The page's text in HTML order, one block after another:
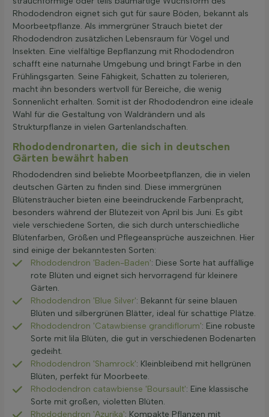
Rhododendron eignet sich gut für saure Böden, bekannt als
Moorbeetpflanze. Als immergrüner Strauch bietet der
Rhododendron zusätzlichen Lebensraum für Vögel und
Insekten. Eine vielfältige Bepflanzung mit Rhododendron
schafft eine naturnahe Umgebung und bringt Farbe in den
Frühlingsgarten. Seine Fähigkeit, Schatten zu tolerieren,
macht ihn besonders wertvoll für Bereiche, die wenig
Sonnenlicht erhalten. Somit ist der Rhododendron eine ideale
Wahl für die Gestaltung von Waldrändern und als
Strukturpflanze in vielen Gartenlandschaften.
Rhododendronarten, die sich in deutschen
Gärten bewährt haben
Rhododendren sind beliebte Moorbeetpflanzen, die in vielen
deutschen Gärten zu finden sind. Diese immergrünen
Blütensträucher bieten eine beeindruckende Farbenpracht,
besonders während der Blütezeit von April bis Juni. Es gibt
viele verschiedene Sorten, die sich durch unterschiedliche
Blütenfarben, Größen und Pflegeansprüche auszeichnen. Hier
sind einige der bekanntesten Sorten:
Rhododendron 'Baden-Baden': Diese Sorte hat auffällige
rote Blüten und eignet sich hervorragend für kleinere
Gärten.
Rhododendron 'Blue Silver': Bekannt für seine blauen
Blüten und silbergrünen Blätter, ideal für schattige Plätze.
Rhododendron 'Catawbiense grandiflorum': Eine robuste
Sorte mit lila Blüten, die gut in verschiedenen Bodenarten
gedeiht.
Rhododendron 'Shamrock': Kleinbleibend mit hellgrünen
Blüten, perfekt für Moorbeete.
Rhododendron catawbiense 'Boursault': Eine klassische
Sorte mit großen, violetten Blüten.
Rhododendron 'Azurika': Kompakte Pflanzen mit